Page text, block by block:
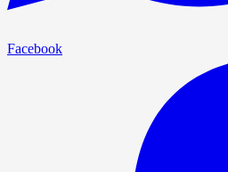
Facebook